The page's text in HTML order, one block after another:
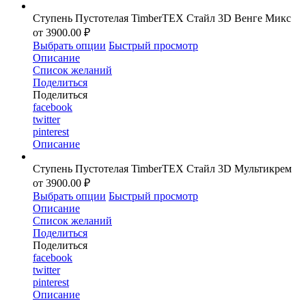
Ступень Пустотелая TimberTEX Стайл 3D Венге Микс
от 3900.00 ₽
Выбрать опции Быстрый просмотр
Описание
Список желаний
Поделиться
Поделиться
facebook
twitter
pinterest
Описание
Ступень Пустотелая TimberTEX Стайл 3D Мультикрем
от 3900.00 ₽
Выбрать опции Быстрый просмотр
Описание
Список желаний
Поделиться
Поделиться
facebook
twitter
pinterest
Описание